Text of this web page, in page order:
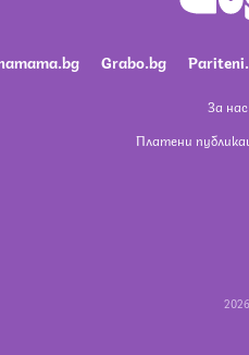
Grabo.bg
За нас
Платени
2026